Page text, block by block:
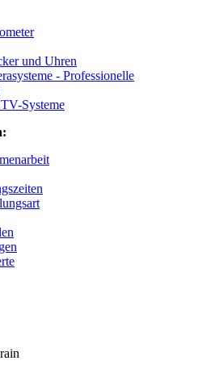
und Uhren
- Professionelle
Systeme